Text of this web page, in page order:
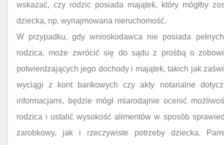
wskazać, czy rodzic posiada majątek, który mógłby
dziecka, np. wynajmowana nieruchomość.
W przypadku, gdy wnioskodawca nie posiada
rodzica, może zwrócić się do sądu z prośbą o
potwierdzających jego dochody i majątek, takich jak
wyciągi z kont bankowych czy akty notarialne
informacjami, będzie mógł miarodajnie ocenić
rodzica i ustalić wysokość alimentów w sposób
zarobkowy, jak i rzeczywiste potrzeby dziecka.